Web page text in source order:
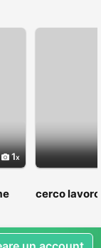
1
cerco